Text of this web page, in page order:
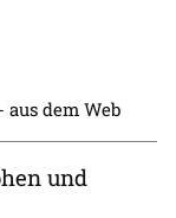
aus dem Web
und